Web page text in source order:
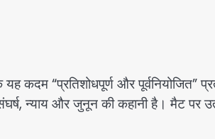
कदम “प्रतिशोधपूर्ण और पूर्वनियोजित”
न्याय और जुनून की कहानी है। मैट पर